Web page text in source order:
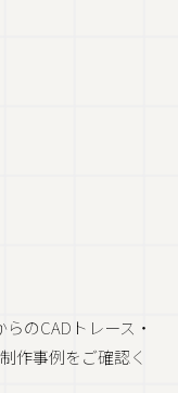
のCADトレース・
作事例をご確認く